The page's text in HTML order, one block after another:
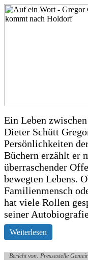
Ein Leben
Dieter Schütt
Persönlichkeiten
Büchern erzählt er
überraschender
bewegten Lebens.
Familienmensch
hat viele Rollen
seiner
Weiterlesen
Bericht von: Pressestelle